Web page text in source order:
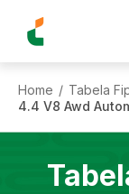
Home / Tabela
4.4 V8 Awd